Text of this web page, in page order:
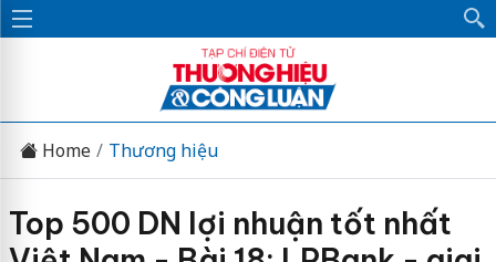
Home Thương hiệu
Top 500 DN lợi nhuận tốt nhất